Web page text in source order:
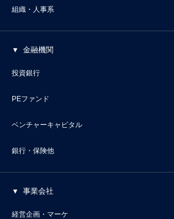
組織・人事系
金融機関
投資銀行
PEファンド
ベンチャーキャピタル
銀行・保険他
事業会社
経営企画・マーケ